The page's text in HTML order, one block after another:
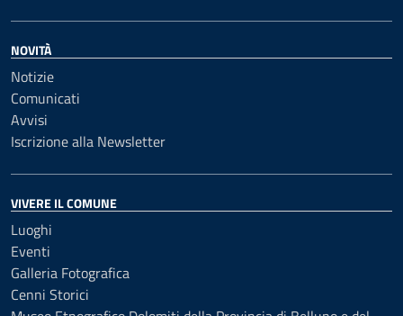
NOVITÀ
Notizie
Comunicati
Avvisi
Iscrizione alla Newsletter
VIVERE IL COMUNE
Luoghi
Eventi
Galleria Fotografica
Cenni Storici